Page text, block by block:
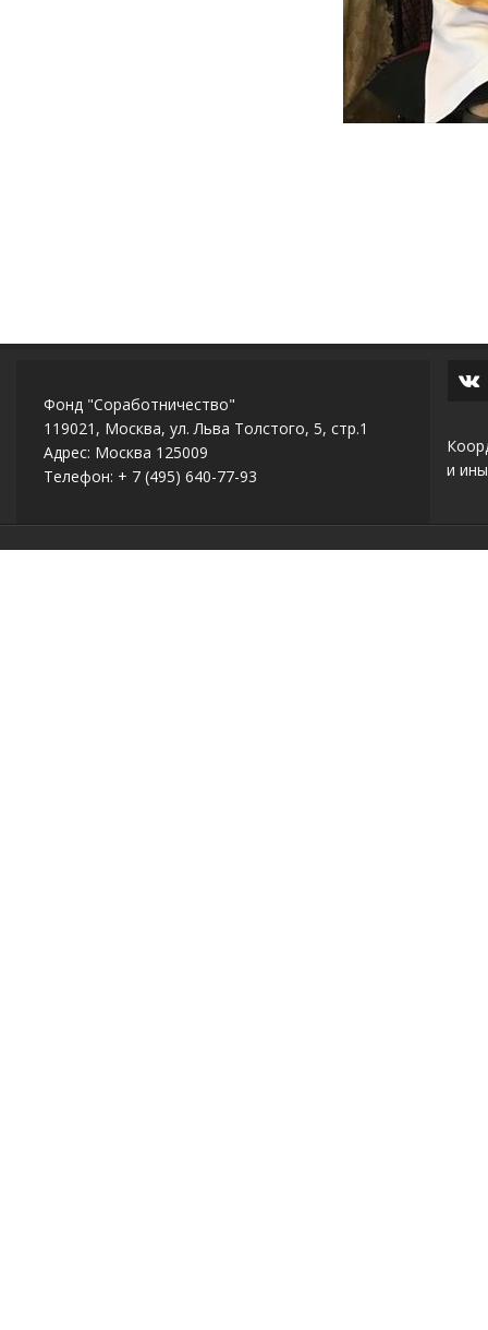
Фонд "Соработничество"
119021, Москва, ул. Льва Толстого, 5, стр.1
Адрес: Москва 125009
Телефон: + 7 (495) 640-77-93
и